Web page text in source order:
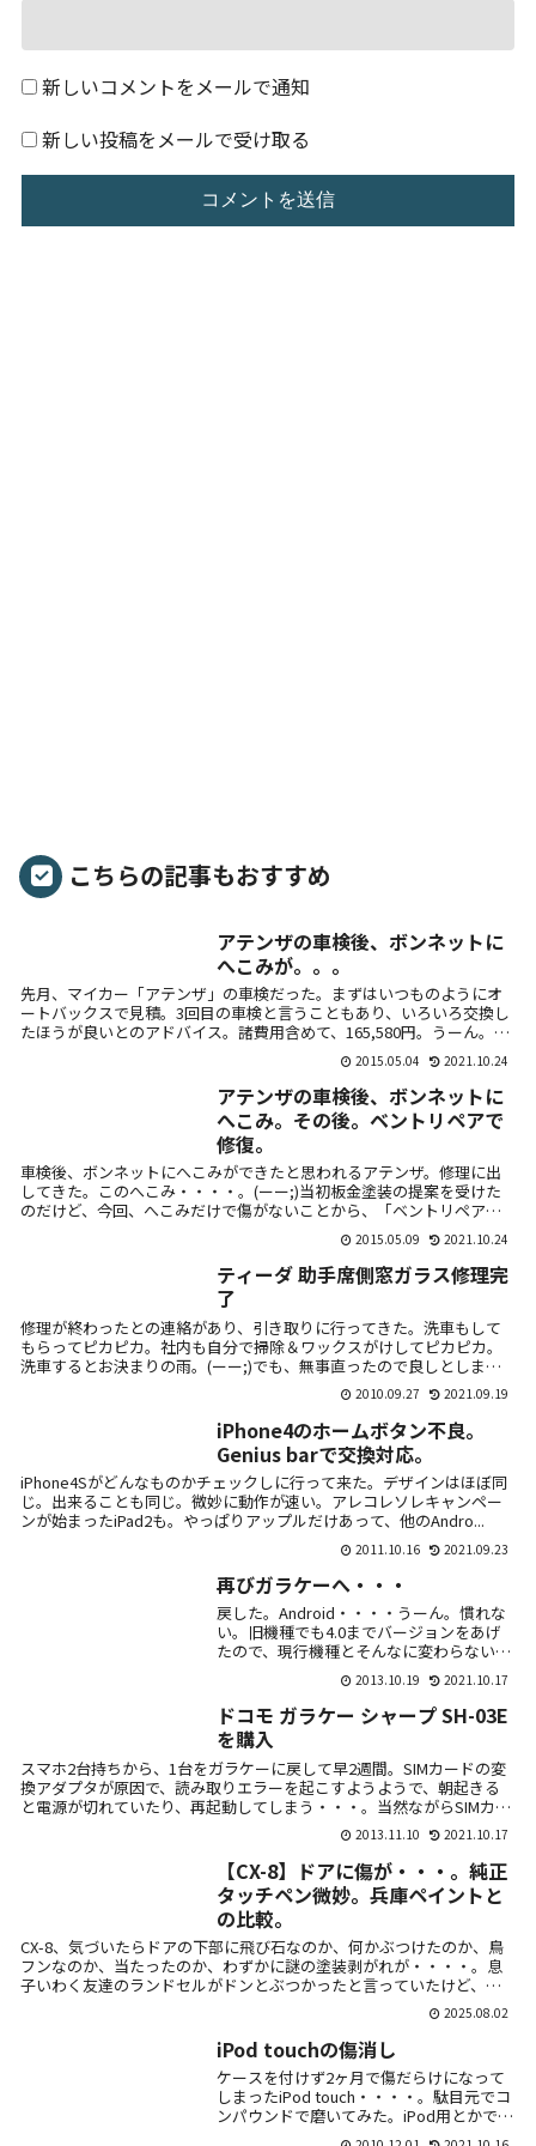
新しいコメントをメールで通知
新しい投稿をメールで受け取る
こちらの記事もおすすめ
アテンザの車検後、ボンネットに
へこみが。。。
先月、マイカー「アテンザ」の車検だった。まずはいつものようにオ
ートバックスで見積。3回目の車検と言うこともあり、いろいろ交換し
たほうが良いとのアドバイス。諸費用含めて、165,580円。うーん。高
2015.05.04 2021.10.24
アテンザの車検後、ボンネットに
へこみ。その後。ベントリペアで
修復。
車検後、ボンネットにへこみができたと思われるアテンザ。修理に出
してきた。このへこみ・・・・。(ーー;)当初板金塗装の提案を受けた
のだけど、今回、へこみだけで傷がないことから、「ベントリペア」
2015.05.09 2021.10.24
ティーダ 助手席側窓ガラス修理完
了
修理が終わったとの連絡があり、引き取りに行ってきた。洗車もして
もらってピカピカ。社内も自分で掃除＆ワックスがけしてピカピカ。
洗車するとお決まりの雨。(ーー;)でも、無事直ったので良しとしま
2010.09.27 2021.09.19
iPhone4のホームボタン不良。
Genius barで交換対応。
iPhone4Sがどんなものかチェックしに行って来た。デザインはほぼ同
じ。出来ることも同じ。微妙に動作が速い。アレコレソレキャンペー
ンが始まったiPad2も。やっぱりアップルだけあって、他のAndro...
2011.10.16 2021.09.23
再びガラケーへ・・・
戻した。Android・・・・うーん。慣れな
い。旧機種でも4.0までバージョンをあげ
たので、現行機種とそんなに変わらないは
ずなのに・・・・。元々2台目スマホは、
電話とメール、おサイフケータイ専用で購
入...
2013.10.19 2021.10.17
ドコモ ガラケー シャープ SH-03E
を購入
スマホ2台持ちから、1台をガラケーに戻して早2週間。SIMカードの変
換アダプタが原因で、読み取りエラーを起こすようようで、朝起きる
と電源が切れていたり、再起動してしまう・・・。当然ながらSIMカー
2013.11.10 2021.10.17
【CX-8】ドアに傷が・・・。純正
タッチペン微妙。兵庫ペイントと
の比較。
CX-8、気づいたらドアの下部に飛び石なのか、何かぶつけたのか、鳥
フンなのか、当たったのか、わずかに謎の塗装剥がれが・・・・。息
子いわく友達のランドセルがドンとぶつかったと言っていたけど、塗
2025.08.02
iPod touchの傷消し
ケースを付けず2ヶ月で傷だらけになって
しまったiPod touch・・・・。駄目元でコ
ンパウンドで磨いてみた。iPod用とかでは
なく、本来車の補修で使用するやつ。最初